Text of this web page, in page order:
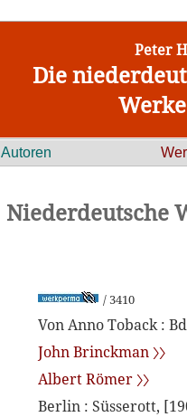
Peter
Die
Autoren
Niederdeutsche
/ 3410
Von Anno Toback :
John Brinckman 〉〉
Albert Römer 〉〉
Berlin : Süsserott,